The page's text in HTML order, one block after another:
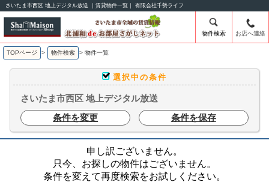
さいたま市西区 地上デジタル放送 ｜賃貸物件一覧｜ 有限会社千勢ライフ
物件検索 お店へ連絡
TOPページ > 物件検索 > 物件一覧
選択中の条件
さいたま市西区 地上デジタル放送
条件を変更
条件を保存
申し訳ございません。
只今、お探しの物件はございません。
条件を変えて再度検索をお試しください。